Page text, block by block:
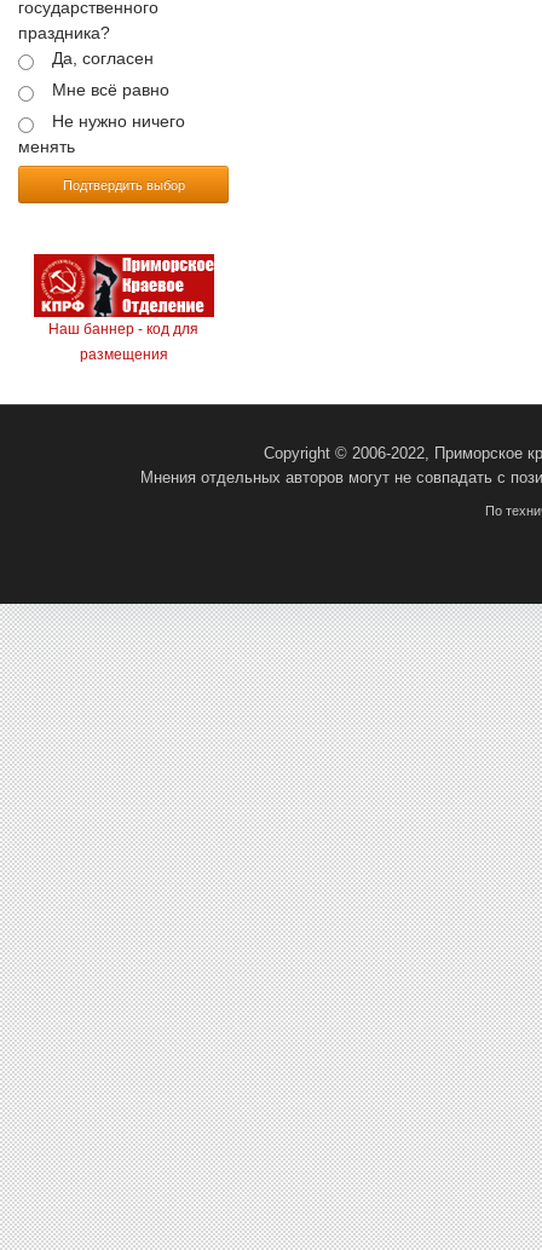
государственного
праздника?
Да, согласен
Мне всё равно
Не нужно ничего
менять
Подтвердить выбор
Наш баннер - код для
размещения
Copyright © 2006-2022, Приморское
Мнения отдельных авторов могут не совпадать с
По